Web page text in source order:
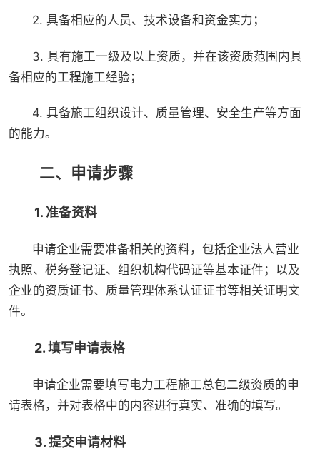
2. 具备相应的人员、技术设备和资金实力；
3. 具有施工一级及以上资质，并在该资质范围内具
备相应的工程施工经验；
4. 具备施工组织设计、质量管理、安全生产等方面
的能力。
二、申请步骤
1. 准备资料
申请企业需要准备相关的资料，包括企业法人营业
执照、税务登记证、组织机构代码证等基本证件；以及
企业的资质证书、质量管理体系认证证书等相关证明文
件。
2. 填写申请表格
申请企业需要填写电力工程施工总包二级资质的申
请表格，并对表格中的内容进行真实、准确的填写。
3. 提交申请材料